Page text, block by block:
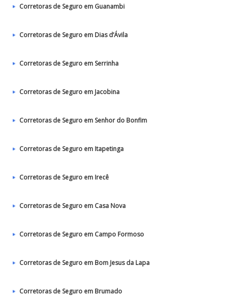
Corretoras de Seguro em Guanambi
Corretoras de Seguro em Dias d’Ávila
Corretoras de Seguro em Serrinha
Corretoras de Seguro em Jacobina
Corretoras de Seguro em Senhor do Bonfim
Corretoras de Seguro em Itapetinga
Corretoras de Seguro em Irecê
Corretoras de Seguro em Casa Nova
Corretoras de Seguro em Campo Formoso
Corretoras de Seguro em Bom Jesus da Lapa
Corretoras de Seguro em Brumado